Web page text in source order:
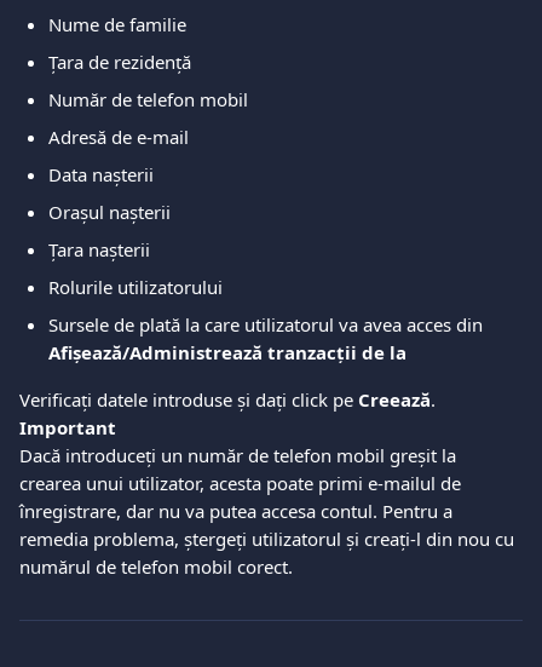
Nume de familie
Țara de rezidență
Număr de telefon mobil
Adresă de e-mail
Data nașterii
Orașul nașterii
Țara nașterii
Rolurile utilizatorului
Sursele de plată la care utilizatorul va avea acces din
Afișează/Administrează tranzacții de la
Verificați datele introduse și dați click pe Creează.
Important
Dacă introduceți un număr de telefon mobil greșit la
crearea unui utilizator, acesta poate primi e-mailul de
înregistrare, dar nu va putea accesa contul. Pentru a
remedia problema, ștergeți utilizatorul și creați-l din nou cu
numărul de telefon mobil corect.